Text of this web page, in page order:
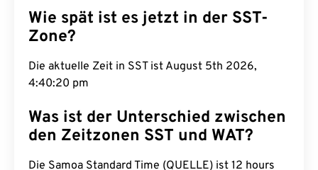
Wie spät ist es jetzt in der SST-
Zone?
Die aktuelle Zeit in SST ist August 5th 2026,
4:40:21 pm
Was ist der Unterschied zwischen
den Zeitzonen SST und WAT?
Die Samoa Standard Time (QUELLE) ist 12 hours